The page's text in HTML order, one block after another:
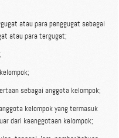
atau para penggugat sebagai
atau para tergugat;
sebagai anggota kelompok;
kelompok yang termasuk
dari keanggotaan kelompok;